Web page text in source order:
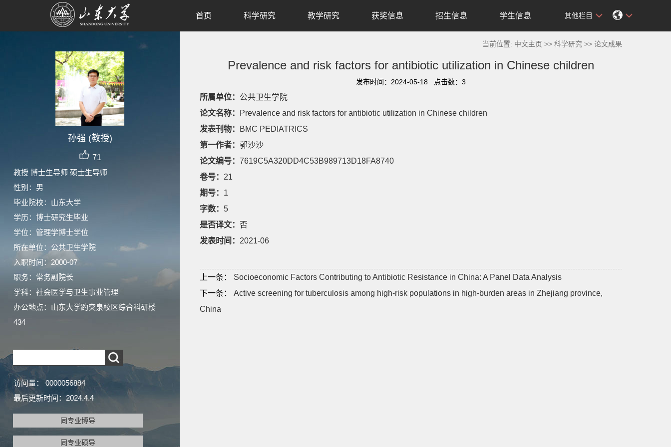
孙强 (教授)
71
教授 博士生导师 硕士生导师
性别：男
毕业院校：山东大学
学历：博士研究生毕业
学位：管理学博士学位
所在单位：公共卫生学院
入职时间：2000-07
职务：常务副院长
学科：社会医学与卫生事业管理
办公地点：山东大学趵突泉校区综合科研楼
434
访问量： 0000056894
最后更新时间： 2024.4.4
同专业博导
同专业硕导
首页 科学研究 教学研究 获奖信息 招生信息 学生信息 其他栏目
当前位置: 中文主页 >>科学研究 >>论文成果
Prevalence and risk factors for antibiotic utilization in Chinese children
发布时间：2024-05-18 点击数：3
所属单位： 公共卫生学院
论文名称：
Prevalence and risk factors for antibiotic utilization in Chinese children
发表刊物：
BMC PEDIATRICS
第一作者： 郭沙沙
论文编号： 7619C5A320DD4C53B989713D18FA8740
卷号： 21
期号： 1
字数： 5
是否译文： 否
发表时间： 2021-06
上一条：
Socioeconomic Factors Contributing to Antibiotic Resistance in China: A Panel Data Analysis
下一条：
Active screening for tuberculosis among high-risk populations in high-burden areas in Zhejiang province,
China